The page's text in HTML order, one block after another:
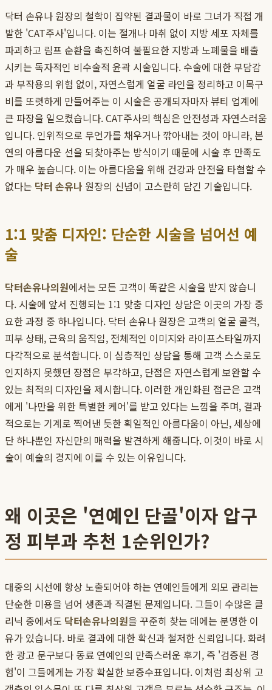
닥터 손유나 원장의 철학이 집약된 결과물이 바로 그녀가 직접 개
발한 'CAT주사'입니다. 이는 절개나 마취 없이 지방 세포 자체를
파괴하고 림프 순환을 촉진하여 불필요한 지방과 노폐물을 배출
시키는 독자적인 비수술적 윤곽 시술입니다. 수술에 대한 부담감
과 부작용의 위험 없이, 자연스럽게 얼굴 라인을 정리하고 이목구
비를 또렷하게 만들어주는 이 시술은 공개되자마자 뷰티 업계에
큰 파장을 일으켰습니다. CAT주사의 핵심은 안전성과 자연스러움
입니다. 인위적으로 무언가를 채우거나 깎아내는 것이 아니라, 본
연의 아름다운 선을 되찾아주는 방식이기 때문에 시술 후 만족도
가 매우 높습니다. 이는 아름다움을 위해 건강과 안전을 타협할 수
없다는 닥터 손유나 원장의 신념이 고스란히 담긴 기술입니다.
1:1 맞춤 디자인: 단순한 시술을 넘어선 예
술
닥터손유나의원에서는 모든 고객이 똑같은 시술을 받지 않습니
다. 시술에 앞서 진행되는 1:1 맞춤 디자인 상담은 이곳의 가장 중
요한 과정 중 하나입니다. 닥터 손유나 원장은 고객의 얼굴 골격,
피부 상태, 근육의 움직임, 전체적인 이미지와 라이프스타일까지
다각적으로 분석합니다. 이 심층적인 상담을 통해 고객 스스로도
인지하지 못했던 장점은 부각하고, 단점은 자연스럽게 보완할 수
있는 최적의 디자인을 제시합니다. 이러한 개인화된 접근은 고객
에게 '나만을 위한 특별한 케어'를 받고 있다는 느낌을 주며, 결과
적으로는 기계로 찍어낸 듯한 획일적인 아름다움이 아닌, 세상에
단 하나뿐인 자신만의 매력을 발견하게 해줍니다. 이것이 바로 시
술이 예술의 경지에 이를 수 있는 이유입니다.
왜 이곳은 '연예인 단골'이자 압구
정 피부과 추천 1순위인가?
대중의 시선에 항상 노출되어야 하는 연예인들에게 외모 관리는
단순한 미용을 넘어 생존과 직결된 문제입니다. 그들이 수많은 클
리닉 중에서도 닥터손유나의원을 꾸준히 찾는 데에는 분명한 이
유가 있습니다. 바로 결과에 대한 확신과 철저한 신뢰입니다. 화려
한 광고 문구보다 동료 연예인의 만족스러운 후기, 즉 '검증된 경
험'이 그들에게는 가장 확실한 보증수표입니다. 이처럼 최상위 고